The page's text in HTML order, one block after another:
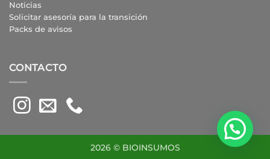
Noticias
Solicitar asesoría para la transición
Packs de avisos
CONTACTO
2026 © BIOINSUMOS